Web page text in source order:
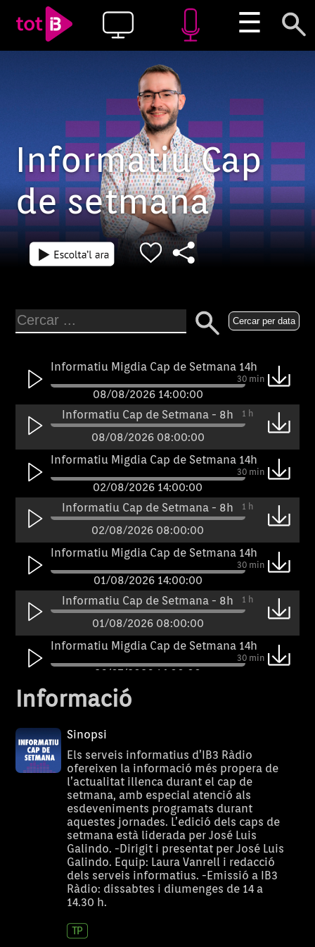
☰
Informatiu Cap
de setmana
Cercar per data
Informatiu Migdia Cap de Setmana 14h
30 min
08/08/2026 14:00:00
Informatiu Cap de Setmana - 8h
1 h
08/08/2026 08:00:00
Informatiu Migdia Cap de Setmana 14h
30 min
02/08/2026 14:00:00
Informatiu Cap de Setmana - 8h
1 h
02/08/2026 08:00:00
Informatiu Migdia Cap de Setmana 14h
30 min
01/08/2026 14:00:00
Informatiu Cap de Setmana - 8h
1 h
01/08/2026 08:00:00
Informatiu Migdia Cap de Setmana 14h
30 min
26/07/2026 14:00:00
Informatiu Cap de Setmana - 8h
Informatiu Migdia Cap de Setmana 14h
30 min
25/07/2026 14:00:00
Informatiu Cap de Setmana - 8h
1 h
25/07/2026 08:00:00
Informatiu Migdia Cap de Setmana 14h
30 min
19/07/2026 14:00:00
Informatiu Cap de Setmana - 8h
1 h
19/07/2026 08:00:00
Informatiu Migdia Cap de Setmana 14h
Informació
Sinopsi
Els serveis informatius d’IB3 Ràdio
ofereixen la informació més propera de
l’actualitat illenca durant el cap de
setmana, amb especial atenció als
esdeveniments programats durant
aquestes jornades. L’edició dels caps de
setmana està liderada per José Luis
Galindo. -Dirigit i presentat per José Luis
Galindo. Equip: Laura Vanrell i redacció
dels serveis informatius. -Emissió a IB3
Ràdio: dissabtes i diumenges de 14 a
14.30 h.